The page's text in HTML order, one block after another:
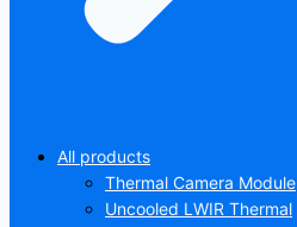
All products
Thermal Camera Module
Uncooled LWIR Thermal